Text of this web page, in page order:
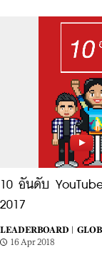
10 อันดับ
2017
LEADERBOARD |
16 Apr 2018